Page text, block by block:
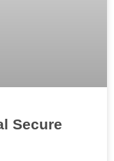
Secure